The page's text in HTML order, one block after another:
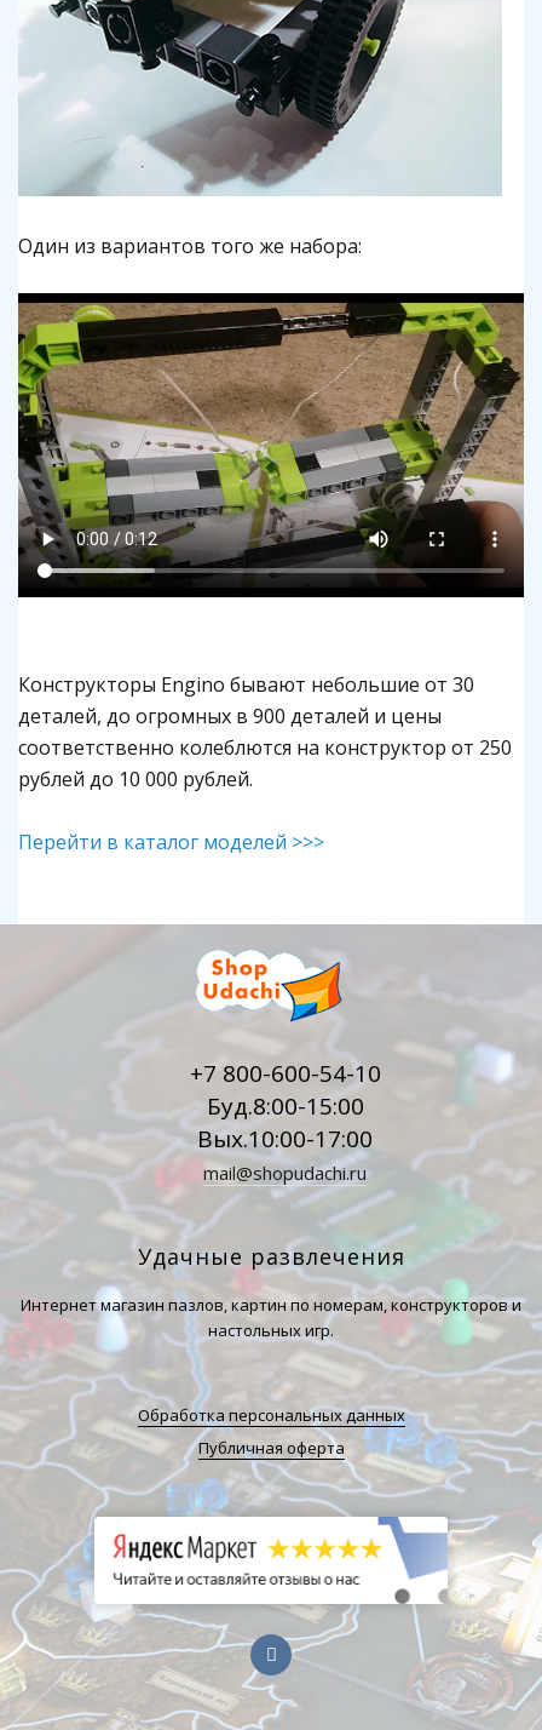
Один из вариантов того же набора:
Конструкторы Engino бывают небольшие от 30
деталей, до огромных в 900 деталей и цены
соответственно колеблются на конструктор от 250
рублей до 10 000 рублей.
Перейти в каталог моделей >>>
+7 800-600-54-10
Буд.8:00-15:00
Вых.10:00-17:00
mail@shopudachi.ru
Удачные развлечения
Интернет магазин пазлов, картин по номерам, конструкторов и
настольных игр.
Обработка персональных данных
Публичная оферта